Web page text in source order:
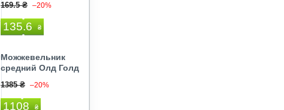
169.5 ₴ –20%
135.6 ₴
Можжевельник
средний Олд Голд
1385 ₴ –20%
1108 ₴